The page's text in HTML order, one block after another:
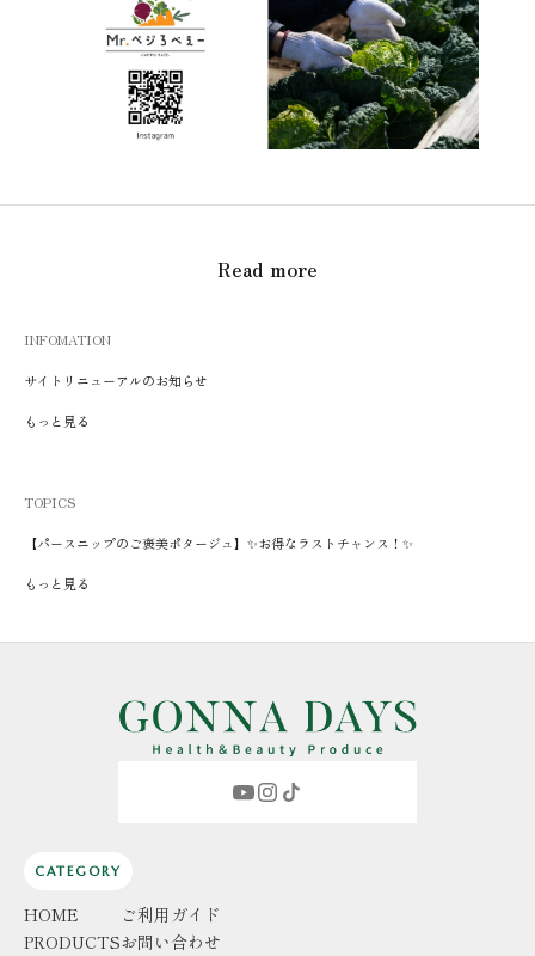
Read more
INFOMATION
サイトリニューアルのお知らせ
もっと見る
TOPICS
【パースニップのご褒美ポタージュ】✨お得なラストチャンス！✨
もっと見る
CATEGORY
HOME
PRODUCTS
ご利用ガイド
お問い合わせ